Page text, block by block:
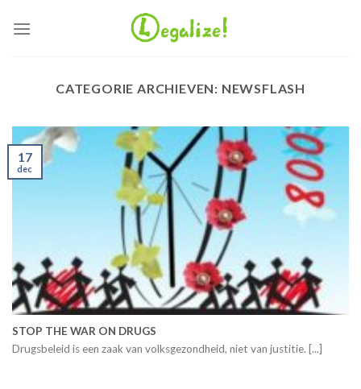
naar
CATEGORIE ARCHIEVEN: NEWSFLASH
STOP THE WAR ON DRUGS
Drugsbeleid is een zaak van volksgezondheid, niet van justitie. [...]
17
dec